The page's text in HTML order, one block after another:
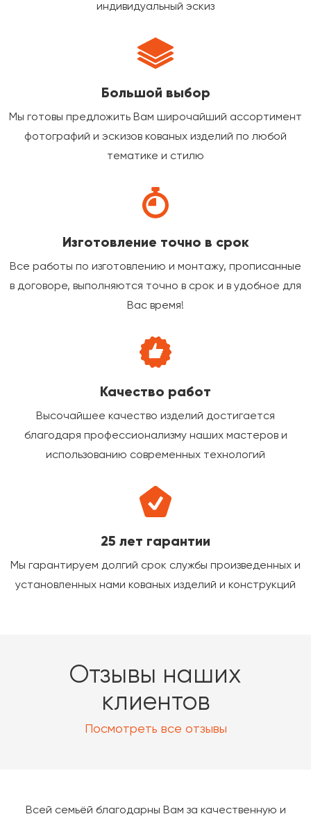
индивидуальный эскиз
Большой выбор
Мы готовы предложить Вам широчайший ассортимент
фотографий и эскизов кованых изделий по любой
тематике и стилю
Изготовление точно в срок
Все работы по изготовлению и монтажу, прописанные
в договоре, выполняются точно в срок и в удобное для
Вас время!
Качество работ
Высочайшее качество изделий достигается
благодаря профессионализму наших мастеров и
использованию современных технологий
25 лет гарантии
Мы гарантируем долгий срок службы произведенных и
установленных нами кованых изделий и конструкций
Отзывы наших
клиентов
Посмотреть все отзывы
Всей семьёй благодарны Вам за качественную и